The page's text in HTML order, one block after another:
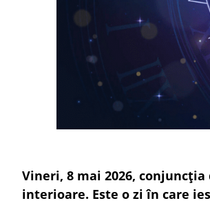
Vineri, 8 mai 2026,
interioare. Este o zi în care